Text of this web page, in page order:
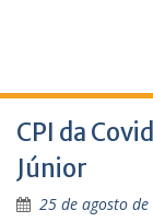
CPI da
Júnior
25 de agosto de